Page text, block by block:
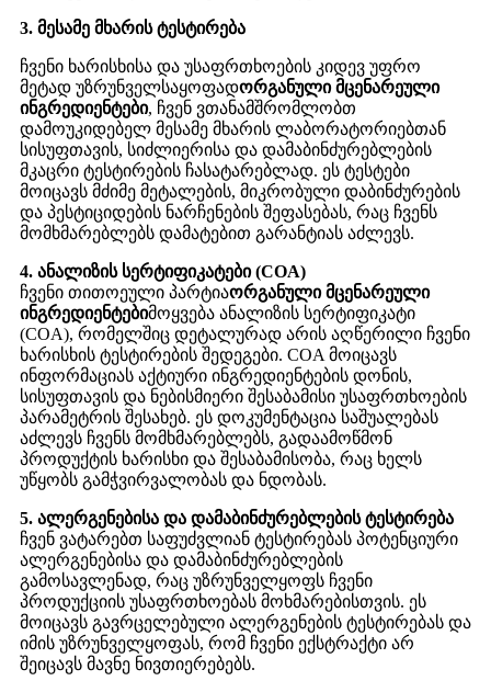
3. მესამე მხარის ტესტირება
ჩვენი ხარისხისა და უსაფრთხოების კიდევ უფრო
მეტად უზრუნველსაყოფადორგანული მცენარეული
ინგრედიენტები, ჩვენ ვთანამშრომლობთ
დამოუკიდებელ მესამე მხარის ლაბორატორიებთან
სისუფთავის, სიძლიერისა და დამაბინძურებლების
მკაცრი ტესტირების ჩასატარებლად. ეს ტესტები
მოიცავს მძიმე მეტალების, მიკრობული დაბინძურების
და პესტიციდების ნარჩენების შეფასებას, რაც ჩვენს
მომხმარებლებს დამატებით გარანტიას აძლევს.
4. ანალიზის სერტიფიკატები (COA)
ჩვენი თითოეული პარტიაორგანული მცენარეული
ინგრედიენტებიმოყვება ანალიზის სერტიფიკატი
(COA), რომელშიც დეტალურად არის აღწერილი ჩვენი
ხარისხის ტესტირების შედეგები. COA მოიცავს
ინფორმაციას აქტიური ინგრედიენტების დონის,
სისუფთავის და ნებისმიერი შესაბამისი უსაფრთხოების
პარამეტრის შესახებ. ეს დოკუმენტაცია საშუალებას
აძლევს ჩვენს მომხმარებლებს, გადაამოწმონ
პროდუქტის ხარისხი და შესაბამისობა, რაც ხელს
უწყობს გამჭვირვალობას და ნდობას.
5. ალერგენებისა და დამაბინძურებლების ტესტირება
ჩვენ ვატარებთ საფუძვლიან ტესტირებას პოტენციური
ალერგენებისა და დამაბინძურებლების
გამოსავლენად, რაც უზრუნველყოფს ჩვენი
პროდუქციის უსაფრთხოებას მოხმარებისთვის. ეს
მოიცავს გავრცელებული ალერგენების ტესტირებას და
იმის უზრუნველყოფას, რომ ჩვენი ექსტრაქტი არ
შეიცავს მავნე ნივთიერებებს.